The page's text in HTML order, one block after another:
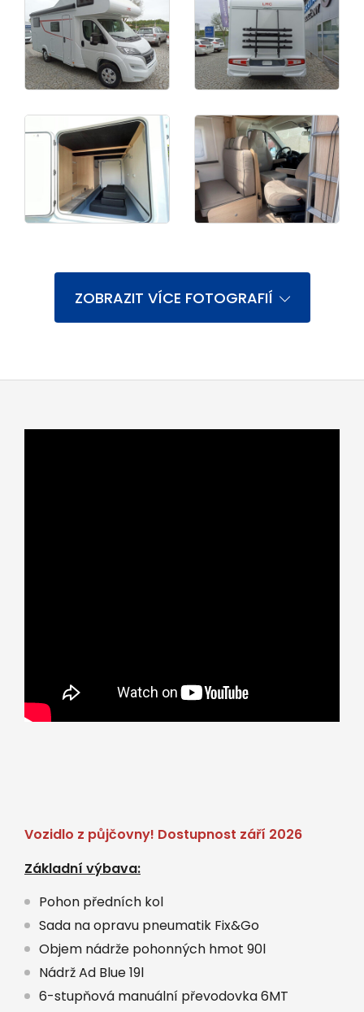
ZOBRAZIT VÍCE FOTOGRAFIÍ
Vozidlo z půjčovny! Dostupnost září 2026
Základní výbava:
Pohon předních kol
Sada na opravu pneumatik Fix&Go
Objem nádrže pohonných hmot 90l
Nádrž Ad Blue 19l
6-stupňová manuální převodovka 6MT